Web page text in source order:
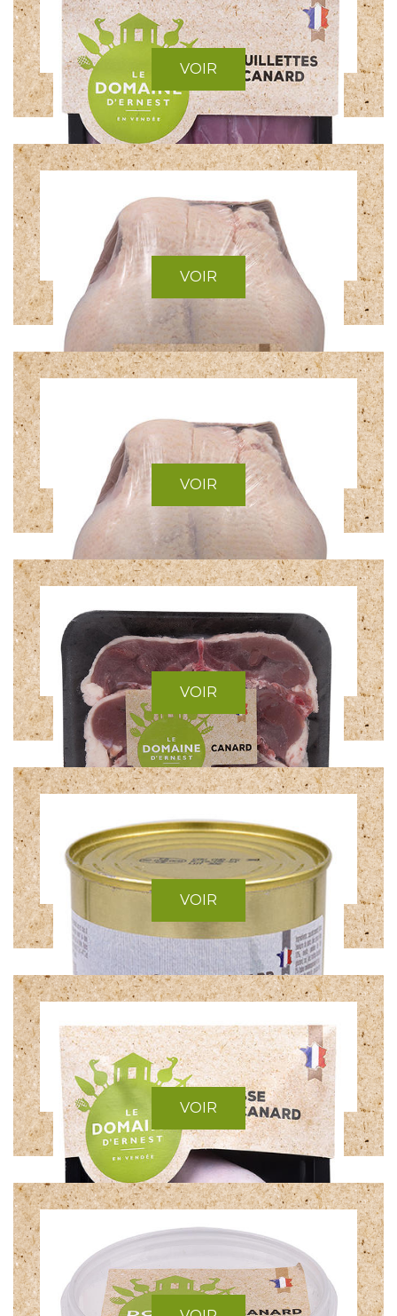
VOIR
CANARD ENTIER
VOIR
CANETTE ENTIÈRE
VOIR
CÔTELETTES DE CANARD
VOIR
COU DE CANARD FARCI
VOIR
VOIR